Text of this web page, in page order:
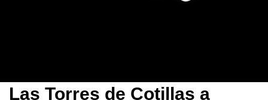
Las Torres de Cotillas a